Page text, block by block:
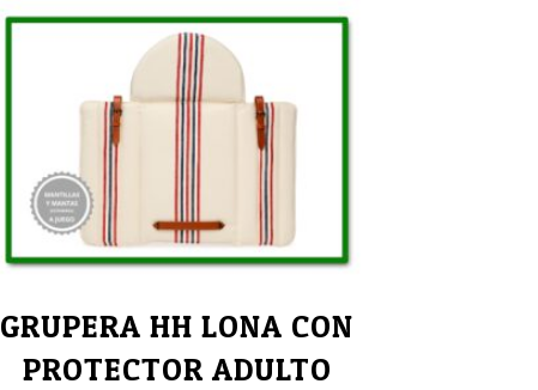
GRUPERA HH LONA CON
PROTECTOR ADULTO